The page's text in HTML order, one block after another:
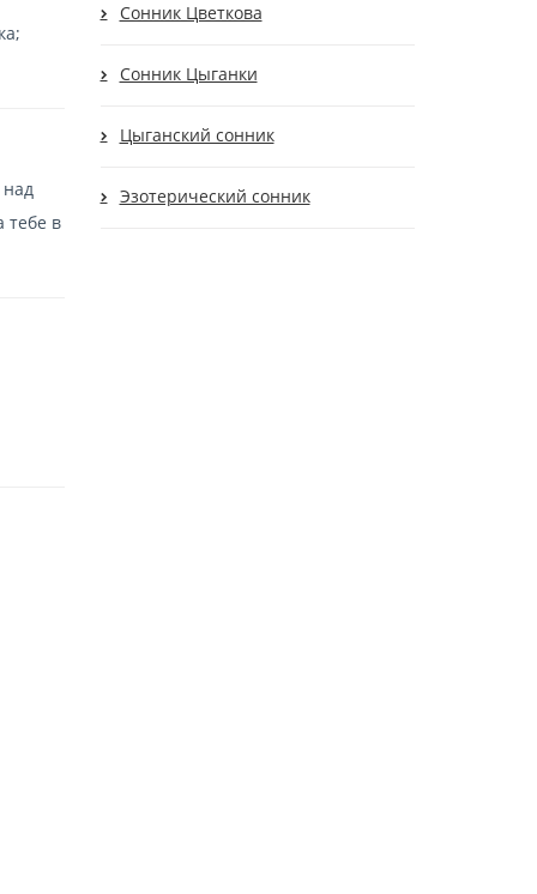
над
тебе в
Сонник Цветкова
Сонник Цыганки
Цыганский сонник
Эзотерический сонник